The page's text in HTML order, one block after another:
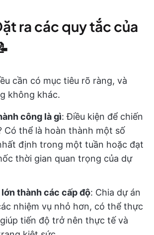
ra các quy tắc của
cần có mục tiêu rõ ràng, và
không khác.
công là gì: Điều kiện để chiến
Có thể là hoàn thành một số
định trong một tuần hoặc đạt
thời gian quan trọng của dự
thành các cấp độ: Chia dự án
nhiệm vụ nhỏ hơn, có thể thực
tiến độ trở nên thực tế và